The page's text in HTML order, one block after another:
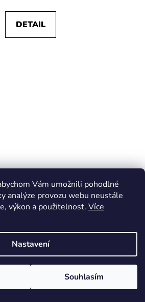
Vám umožnili pohodlné
analýze provozu webu neustále
výkon a použitelnost. Více
Nastavení
Souhlasím
DETAIL